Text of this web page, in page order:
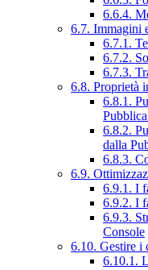
6.6.4.
6.7. Immagini
6.7.1.
6.7.2.
6.7.3.
6.8. Proprietà
6.8.1.
6.8.2.
dalla
6.8.3.
6.9.
6.9.1. I
6.9.2. I
6.9.3.
Console
6.10. Gestire i
6.10.1.